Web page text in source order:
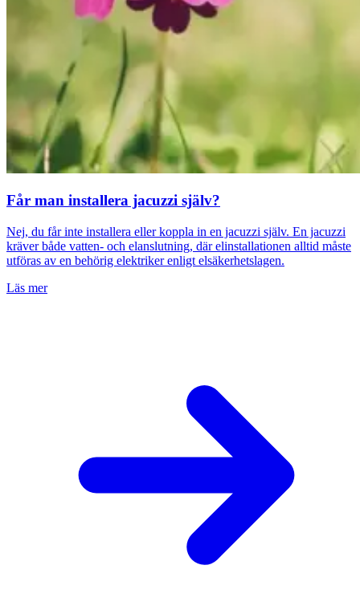
Får man installera jacuzzi själv?
Nej, du får inte installera eller koppla in en jacuzzi själv. En jacuzzi
kräver både vatten- och elanslutning, där elinstallationen alltid måste
utföras av en behörig elektriker enligt elsäkerhetslagen.
Läs mer